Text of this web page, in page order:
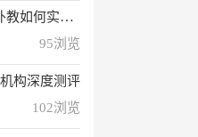
高效学习？
95浏览
构深度测评
102浏览